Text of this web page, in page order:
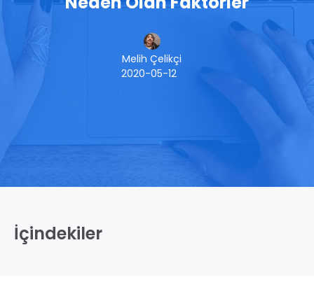
Melih Çelikçi
2020-05-12
İçindekiler